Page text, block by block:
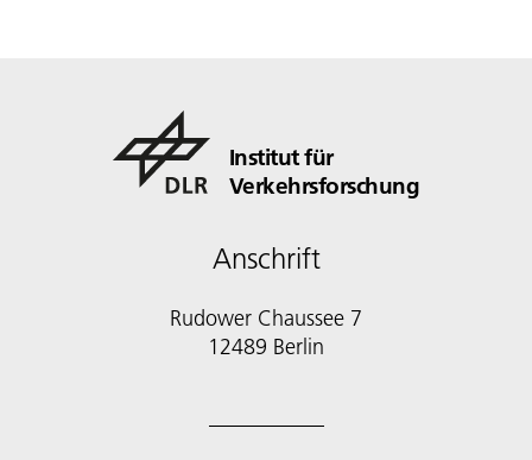
Institut für
Verkehrsforschung
Anschrift
Rudower Chaussee 7
12489 Berlin